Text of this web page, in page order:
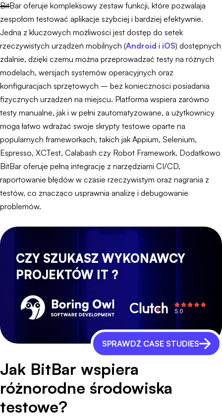
BitBar oferuje kompleksowy zestaw funkcji, które pozwalają
zespołom testować aplikacje szybciej i bardziej efektywnie.
Jedną z kluczowych możliwości jest dostęp do setek
rzeczywistych urządzeń mobilnych (Android i iOS) dostępnych
zdalnie, dzięki czemu można przeprowadzać testy na różnych
modelach, wersjach systemów operacyjnych oraz
konfiguracjach sprzętowych – bez konieczności posiadania
fizycznych urządzeń na miejscu. Platforma wspiera zarówno
testy manualne, jak i w pełni zautomatyzowane, a użytkownicy
mogą łatwo wdrażać swoje skrypty testowe oparte na
popularnych frameworkach, takich jak Appium, Selenium,
Espresso, XCTest, Calabash czy Robot Framework. Dodatkowo
BitBar oferuje pełną integrację z narzędziami CI/CD,
raportowanie błędów w czasie rzeczywistym oraz nagrania z
testów, co znacząco usprawnia analizę i debugowanie
problemów.
CZY SZUKASZ WYKONAWCY
PROJEKTÓW IT ?
SPRAWDŹ CASE STUDIES
Jak BitBar wspiera
różnorodne środowiska
testowe?